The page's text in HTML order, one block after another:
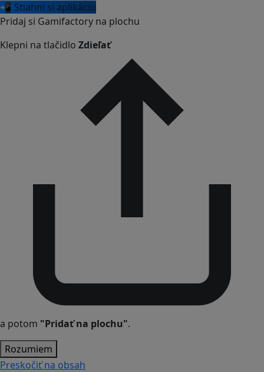
📲 Stiahni si aplikáciu
Pridaj si Gamifactory na plochu
Klepni na tlačidlo Zdieľať
a potom "Pridať na plochu".
Rozumiem
Preskočiť na obsah